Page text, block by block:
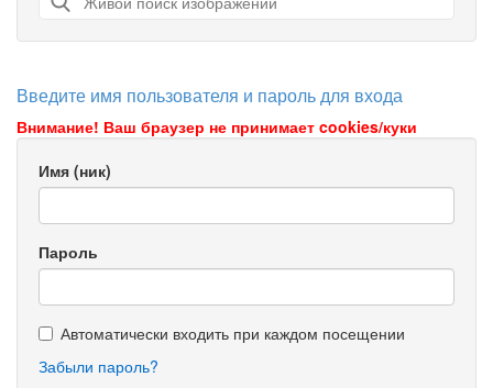
Введите имя пользователя и пароль для входа
Внимание! Ваш браузер не принимает cookies/куки
Имя (ник)
Пароль
Автоматически входить при каждом посещении
Забыли пароль?